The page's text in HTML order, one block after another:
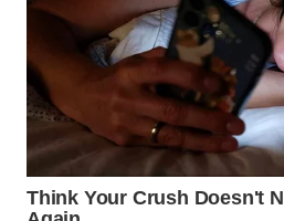
WN
MAJALENGKA
WN
SUBANG
WN
SUKABUMI